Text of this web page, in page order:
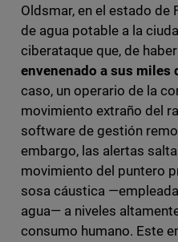
Oldsmar, en el estado de
de agua potable a la
ciberataque que, de
envenenado a sus miles
caso, un operario de la
movimiento extraño del
software de gestión
embargo, las alertas
movimiento del puntero
sosa cáustica
agua— a niveles
consumo humano. Este